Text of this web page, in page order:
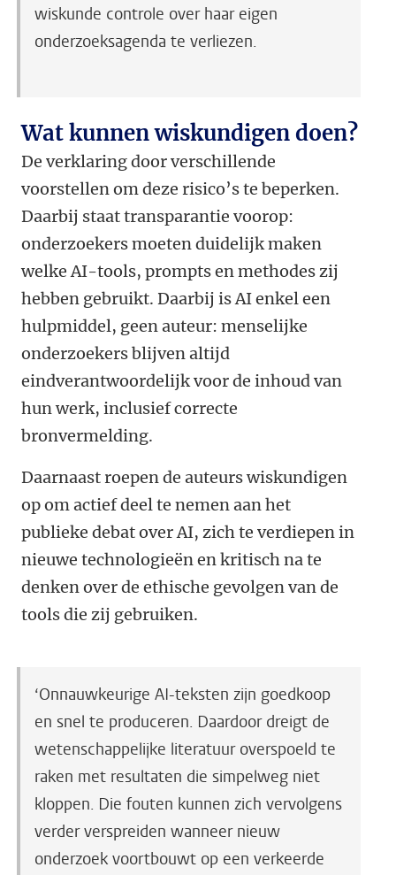
wiskunde controle over haar eigen
onderzoeksagenda te verliezen.
Wat kunnen wiskundigen doen?
De verklaring door verschillende
voorstellen om deze risico’s te beperken.
Daarbij staat transparantie voorop:
onderzoekers moeten duidelijk maken
welke AI-tools, prompts en methodes zij
hebben gebruikt. Daarbij is AI enkel een
hulpmiddel, geen auteur: menselijke
onderzoekers blijven altijd
eindverantwoordelijk voor de inhoud van
hun werk, inclusief correcte
bronvermelding.
Daarnaast roepen de auteurs wiskundigen
op om actief deel te nemen aan het
publieke debat over AI, zich te verdiepen in
nieuwe technologieën en kritisch na te
denken over de ethische gevolgen van de
tools die zij gebruiken.
‘Onnauwkeurige AI-teksten zijn goedkoop
en snel te produceren. Daardoor dreigt de
wetenschappelijke literatuur overspoeld te
raken met resultaten die simpelweg niet
kloppen. Die fouten kunnen zich vervolgens
verder verspreiden wanneer nieuw
onderzoek voortbouwt op een verkeerde